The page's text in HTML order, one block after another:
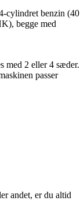
cylindret benzin (40
begge med
med 2 eller 4 sæder.
passer
andet, er du altid